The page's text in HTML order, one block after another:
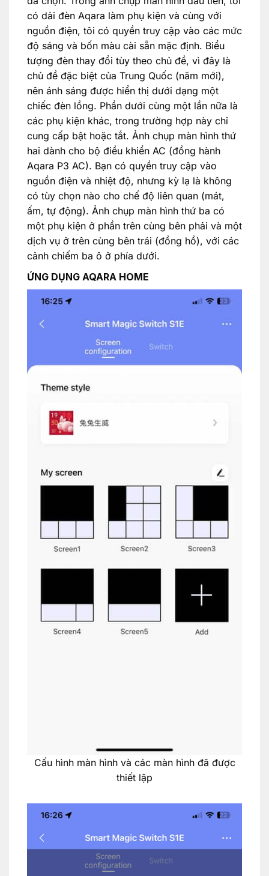
có dải đèn Aqara làm phụ kiện và cùng với
nguồn điện, tôi có quyền truy cập vào các mức
độ sáng và bốn màu cài sẵn mặc định. Biểu
tượng đèn thay đổi tùy theo chủ đề, vì đây là
chủ đề đặc biệt của Trung Quốc (năm mới),
nên ánh sáng được hiển thị dưới dạng một
chiếc đèn lồng. Phần dưới cùng một lần nữa là
các phụ kiện khác, trong trường hợp này chỉ
cung cấp bật hoặc tắt. Ảnh chụp màn hình thứ
hai dành cho bộ điều khiển AC (đồng hành
Aqara P3 AC). Bạn có quyền truy cập vào
nguồn điện và nhiệt độ, nhưng kỳ lạ là không
có tùy chọn nào cho chế độ liên quan (mát,
ấm, tự động). Ảnh chụp màn hình thứ ba có
một phụ kiện ở phần trên cùng bên phải và một
dịch vụ ở trên cùng bên trái (đồng hồ), với các
cảnh chiếm ba ô ở phía dưới.
ỨNG DỤNG AQARA HOME
Cấu hình màn hình và các màn hình đã được
thiết lập